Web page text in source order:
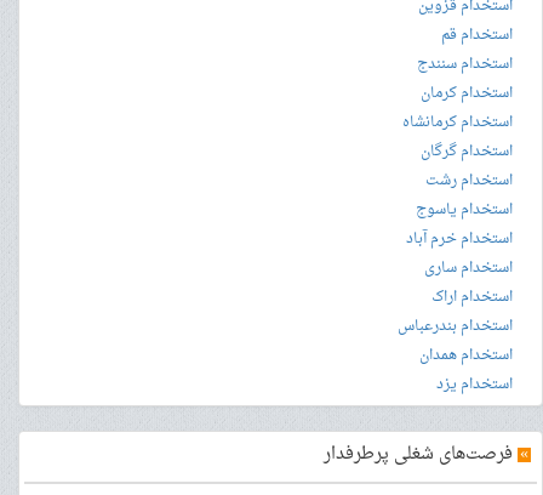
استخدام قزوین
استخدام قم
استخدام سنندج
استخدام کرمان
استخدام کرمانشاه
استخدام گرگان
استخدام رشت
استخدام یاسوج
استخدام خرم آباد
استخدام ساری
استخدام اراک
استخدام بندرعباس
استخدام همدان
استخدام یزد
» فرصت‌های شغلی پرطرفدار